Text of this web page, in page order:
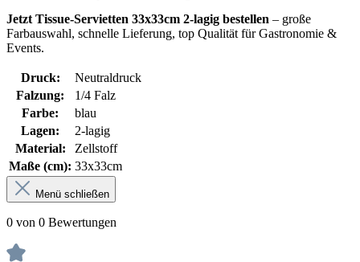
Jetzt Tissue-Servietten 33x33cm 2-lagig bestellen – große
Farbauswahl, schnelle Lieferung, top Qualität für Gastronomie &
Events.
Druck:
Neutraldruck
Falzung:
1/4 Falz
Farbe:
blau
Lagen:
2-lagig
Material:
Zellstoff
Maße (cm): 33x33cm
Menü schließen
0 von 0 Bewertungen